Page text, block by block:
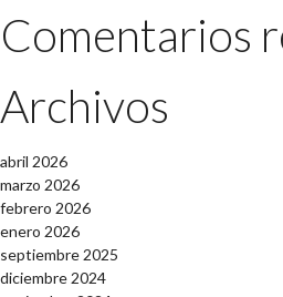
Comentarios
Archivos
abril 2026
marzo 2026
febrero 2026
enero 2026
septiembre 2025
diciembre 2024